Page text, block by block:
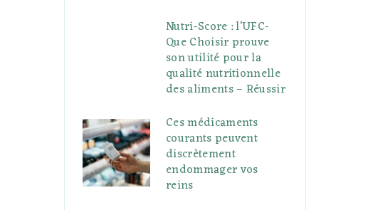
Nutri-Score : l’UFC-
Que Choisir prouve
son utilité pour la
qualité nutritionnelle
des aliments – Réussir
Ces médicaments
courants peuvent
discrètement
endommager vos
reins